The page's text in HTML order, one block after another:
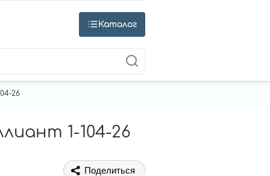
Каталог
26
1-104-26
Поделиться